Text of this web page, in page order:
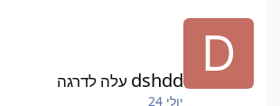
dshdd עלה לדרגה
יולי 24